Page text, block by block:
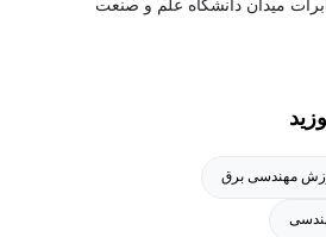
میدان دانشگاه علم و صنعت
مهندسی برق